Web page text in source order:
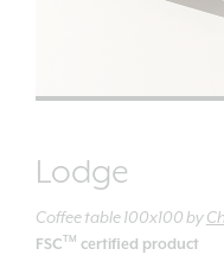
Lodge
Coffee table 100x100by
FSC TM certified product